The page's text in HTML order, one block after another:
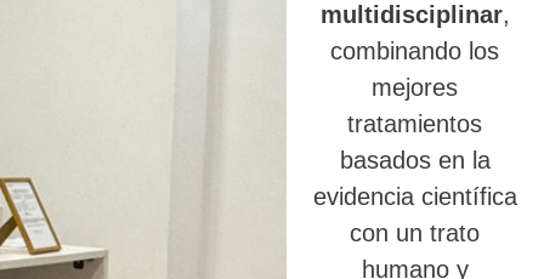
multidisciplinar,
combinando los
mejores
tratamientos
basados en la
evidencia científica
con un trato
humano y